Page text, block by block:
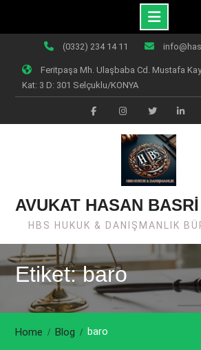
content
(0332) 234 14 11
Feritpaşa Mh. Ulaşbaba Cd. Mustafa
Kat: 3 D: 301 Selçuklu/KONYA
FacebookInstagramTwiter
AVUKAT HASAN
HBS HUKUK & DANIŞMANLIK
Etiket: baro
Home Blog baro